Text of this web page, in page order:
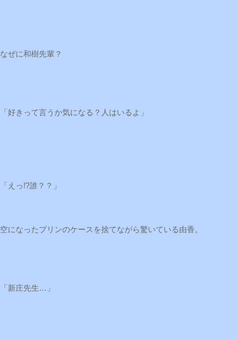
なぜに和樹先輩？
「好きって言うか気になる？人はいるよ」
「えっ!?誰？？」
空になったプリンのケースを捨てながら驚いている由香。
「新庄先生…」